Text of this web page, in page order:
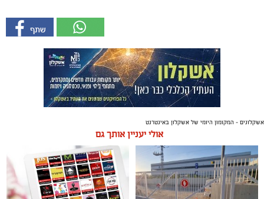
אשקלונים - המקומון היומי של אשקלון באינטרנט
אולי יעניין אותך גם